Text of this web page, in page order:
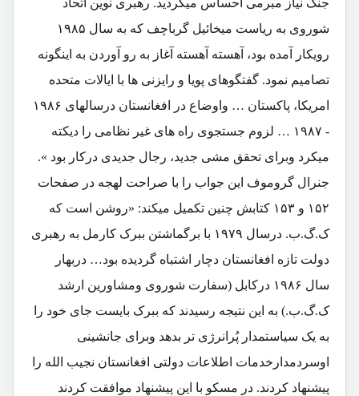
جنگ نیاز مبرمی احساس میگردید. رهبری نوین اتحاد
شوروی به ریاست میخائیل گرباچف که به سال ۱۹۸۵
رویکار آمده بود، آهسته آهسته آغاز به رو آوردن به اینگونه
تصامیم نمود. گفتگوهای پویا و رایزنی ها با ایالات متحده
امریکا، پاکستان … واوضاع در افغانستان درسالهای ۱۹۸۶
- ۱۹۸۷ … لزوم جستجوی راه های غیر نظامی را دیکته
میکرد وبرای تحقق مشی جدید، رجال جدیدی درکار بود ».
جنرال گروموف این جواب را با صراحت لهجه در صفحات
۱۵۲ و ۱۵۳ کتابش چنین تکمیل میکند: «روشن است که
ک.گ.ب. درسال ۱۹۷۹ با برگماشتن ببرک کارمل به رهبری
دولت تازه افغانستان دچار اشتباه گردیده بود… دربهار
سال ۱۹۸۶ درکابل (سفارت شوروی ومشاورین ارشد
ک.گ.ب.) به این نتیجه رسیدند که ببرک بایست جای خود را
به یک سیاستمدار پُرانرژی تر بدهد وبرای جانشینی
اوسردمدارخدمات اطلاعات دولتی افغانستان نجیب الله را
پیشنهاد کردند. در مسکو با این پیشنهاد موافقت کردند